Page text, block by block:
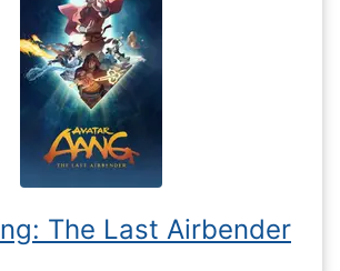
The Last Airbender